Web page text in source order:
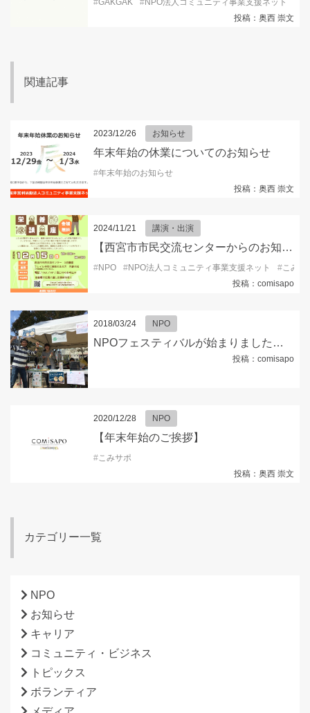
#GAKGAK #NPO法人コミュニティ事業支援ネット
投稿：奥西 崇文
関連記事
2023/12/26 お知らせ
年末年始の休業についてのお知らせ
#年末年始のお知らせ
投稿：奥西 崇文
2024/11/21 講演・出演
【西宮市市民交流センターからのお知らせ】栄養学部の学生に学ぶ フレイル予防のための栄養講座
#NPO #NPO法人コミュニティ事業支援ネット #こみサ
投稿：comisapo
2018/03/24 NPO
NPOフェスティバルが始まりました！！
投稿：comisapo
2020/12/28 NPO
【年末年始のご挨拶】
# こみサポ
投稿：奥西 崇文
カテゴリー一覧
NPO
お知らせ
キャリア
コミュニティ・ビジネス
トピックス
ボランティア